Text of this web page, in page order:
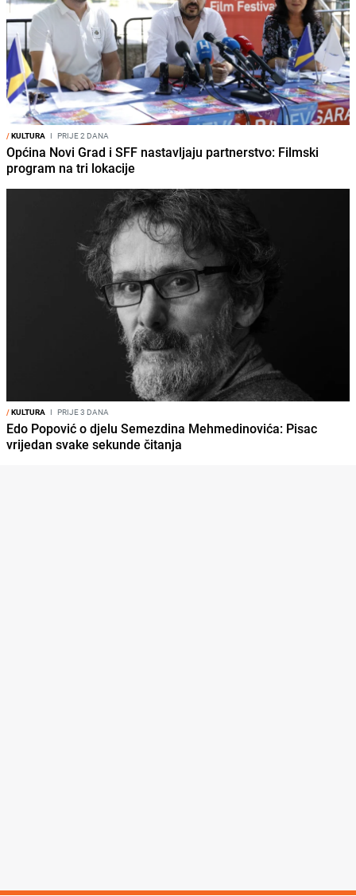
/KULTURA I PRIJE 2 DANA
Općina Novi Grad i SFF nastavljaju partnerstvo: Filmski
program na tri lokacije
/KULTURA I PRIJE 3 DANA
Edo Popović o djelu Semezdina Mehmedinovića: Pisac
vrijedan svake sekunde čitanja